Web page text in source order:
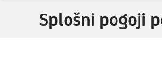
Splošni pogoji